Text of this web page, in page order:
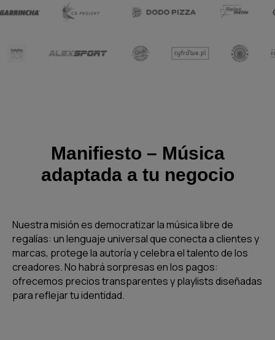
Manifiesto – Música
adaptada a tu negocio
Nuestra misión es democratizar la música libre de
regalías: un lenguaje universal que conecta a clientes y
marcas, protege la autoría y celebra el talento de los
creadores. No habrá sorpresas en los pagos:
ofrecemos precios transparentes y playlists diseñadas
para reflejar tu identidad.